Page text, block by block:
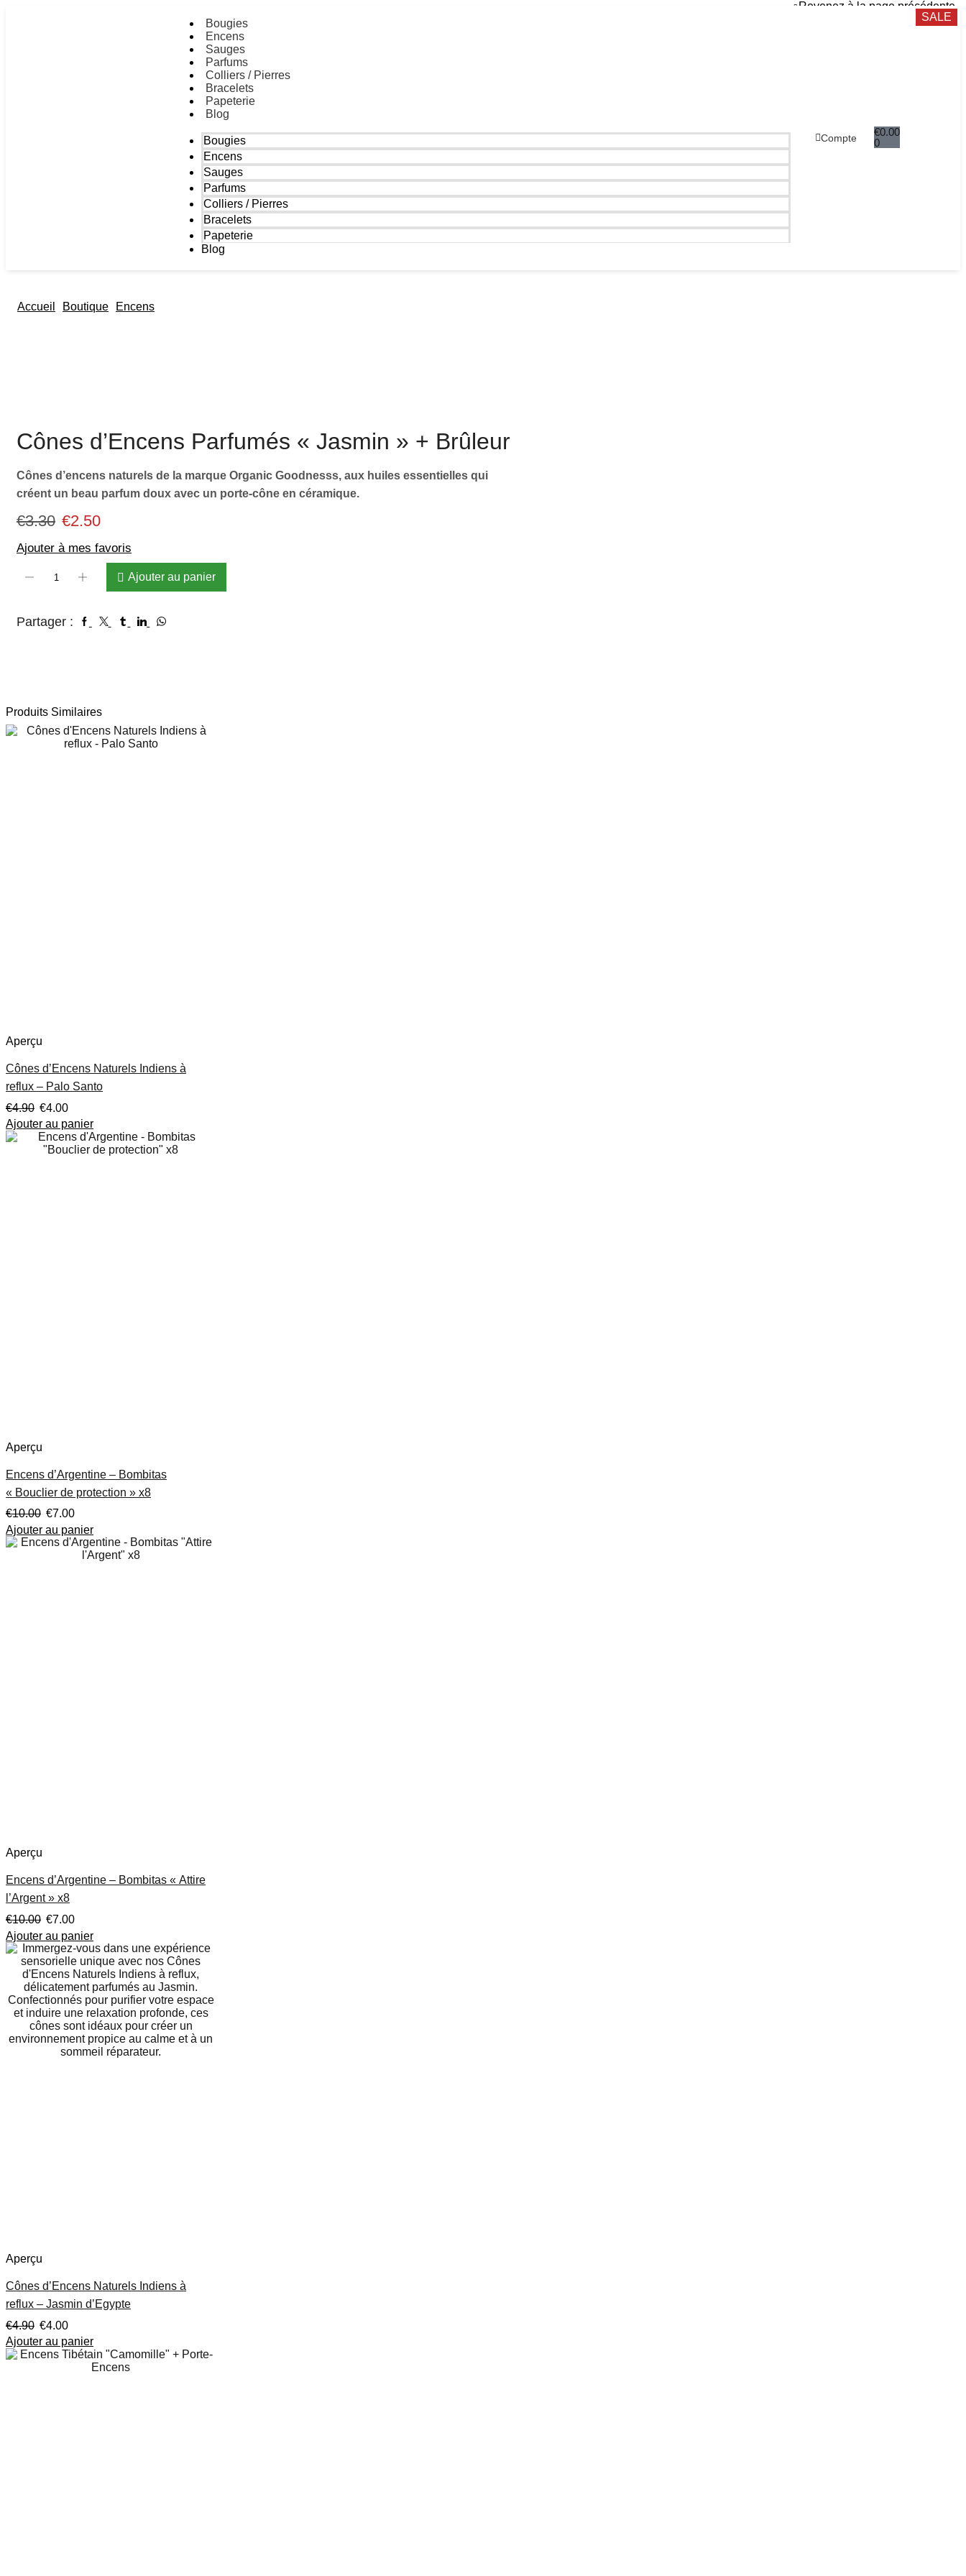
Bougies
Encens
Sauges
Parfums
Colliers / Pierres
Bracelets
Papeterie
Blog
Bougies
Encens
Sauges
Parfums
Colliers / Pierres
Bracelets
Papeterie
Blog
Compte €0.00
0
Accueil Boutique Encens
Revenez à la page précédente
SALE
Cônes d’Encens Parfumés « Jasmin » + Brûleur
Cônes d’encens naturels de la marque Organic Goodnesss, aux huiles essentielles qui
créent un beau parfum doux avec un porte-cône en céramique.
€3.30 €2.50
Ajouter à mes favoris
Ajouter au panier
Partager :
Produits Similaires
Aperçu
Cônes d’Encens Naturels Indiens à
reflux – Palo Santo
€4.90 €4.00
Ajouter au panier
Aperçu
Encens d’Argentine – Bombitas
« Bouclier de protection » x8
€10.00 €7.00
Ajouter au panier
Aperçu
Encens d’Argentine – Bombitas « Attire
l’Argent » x8
€10.00 €7.00
Ajouter au panier
Aperçu
Cônes d’Encens Naturels Indiens à
reflux – Jasmin d’Egypte
€4.90 €4.00
Ajouter au panier